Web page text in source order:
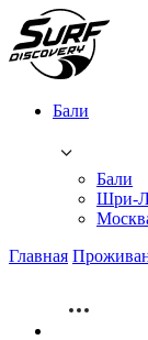
Бали
Бали
Шри-
Главная